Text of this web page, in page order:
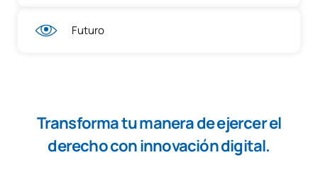
Futuro
Transforma tu manera de ejercer el
derecho con innovación digital.